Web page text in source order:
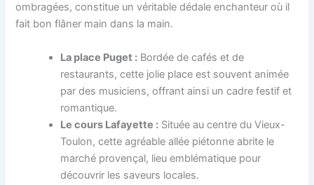
ombragées, constitue un véritable dédale enchanteur où il
fait bon flâner main dans la main.
La place Puget : Bordée de cafés et de
restaurants, cette jolie place est souvent animée
par des musiciens, offrant ainsi un cadre festif et
romantique.
Le cours Lafayette : Située au centre du Vieux-
Toulon, cette agréable allée piétonne abrite le
marché provençal, lieu emblématique pour
découvrir les saveurs locales.